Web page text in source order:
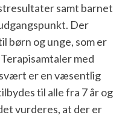
samt barnet
Der
børn og unge, som er
med
er en væsentlig
til alle fra 7 år og
vurderes, at der er